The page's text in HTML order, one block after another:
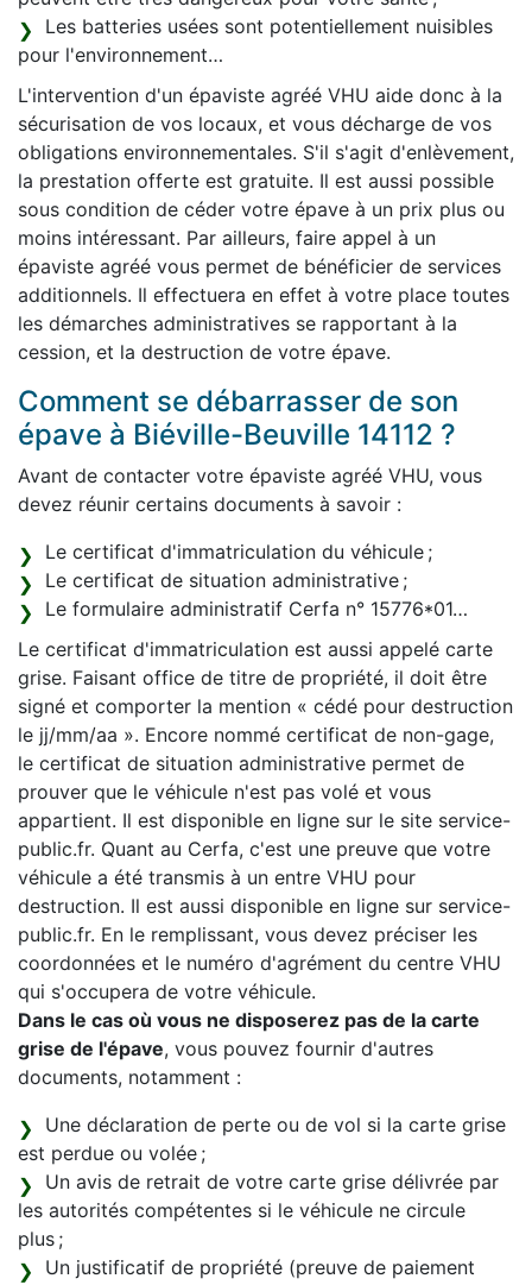
Les batteries usées sont potentiellement nuisibles
pour l'environnement…
L'intervention d'un épaviste agréé VHU aide donc à la
sécurisation de vos locaux, et vous décharge de vos
obligations environnementales. S'il s'agit d'enlèvement,
la prestation offerte est gratuite. Il est aussi possible
sous condition de céder votre épave à un prix plus ou
moins intéressant. Par ailleurs, faire appel à un
épaviste agréé vous permet de bénéficier de services
additionnels. Il effectuera en effet à votre place toutes
les démarches administratives se rapportant à la
cession, et la destruction de votre épave.
Comment se débarrasser de son
épave à Biéville-Beuville 14112 ?
Avant de contacter votre épaviste agréé VHU, vous
devez réunir certains documents à savoir :
Le certificat d'immatriculation du véhicule ;
Le certificat de situation administrative ;
Le formulaire administratif Cerfa n° 15776*01…
Le certificat d'immatriculation est aussi appelé carte
grise. Faisant office de titre de propriété, il doit être
signé et comporter la mention « cédé pour destruction
le jj/mm/aa ». Encore nommé certificat de non-gage,
le certificat de situation administrative permet de
prouver que le véhicule n'est pas volé et vous
appartient. Il est disponible en ligne sur le site service-
public.fr. Quant au Cerfa, c'est une preuve que votre
véhicule a été transmis à un entre VHU pour
destruction. Il est aussi disponible en ligne sur service-
public.fr. En le remplissant, vous devez préciser les
coordonnées et le numéro d'agrément du centre VHU
qui s'occupera de votre véhicule.
Dans le cas où vous ne disposerez pas de la carte
grise de l'épave, vous pouvez fournir d'autres
documents, notamment :
Une déclaration de perte ou de vol si la carte grise
est perdue ou volée ;
Un avis de retrait de votre carte grise délivrée par
les autorités compétentes si le véhicule ne circule
plus ;
Un justificatif de propriété (preuve de paiement